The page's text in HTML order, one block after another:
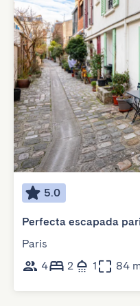
5.0
Perfecta escapada
Paris
4
2 1 84